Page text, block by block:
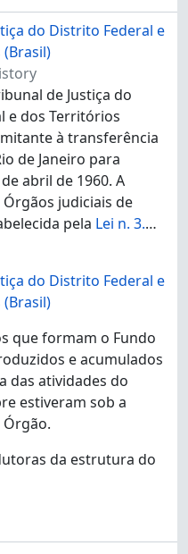
do Distrito Federal e
de Justiça do
e dos Territórios
à transferência
de Janeiro para
abril de 1960. A
judiciais de
pela Lei n. 3.…
do Distrito Federal e
que formam o Fundo
e acumulados
das atividades do
estiveram sob a
da estrutura do